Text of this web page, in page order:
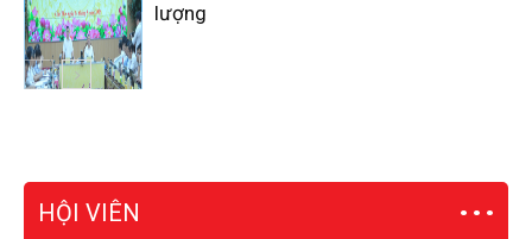
lượng
HỘI VIÊN